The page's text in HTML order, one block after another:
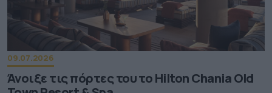
09.07.2026
Άνοιξε τις πόρτες του το Hilton Chania Old